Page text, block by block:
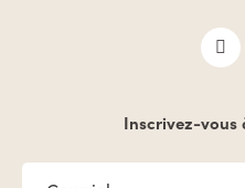
Inscrivez-vous